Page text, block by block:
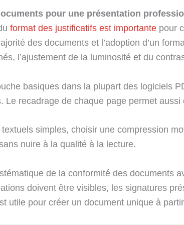
pour une présentation
format des justificatifs est importante pour
des documents et l’adoption d’un
l’ajustement de la luminosité et du
basiques dans la plupart des logiciels
Le recadrage de chaque page permet aussi
simples, choisir une compression
nuire à la qualité à la lecture.
de la conformité des documents
doivent être visibles, les signatures
utile pour créer un document unique à